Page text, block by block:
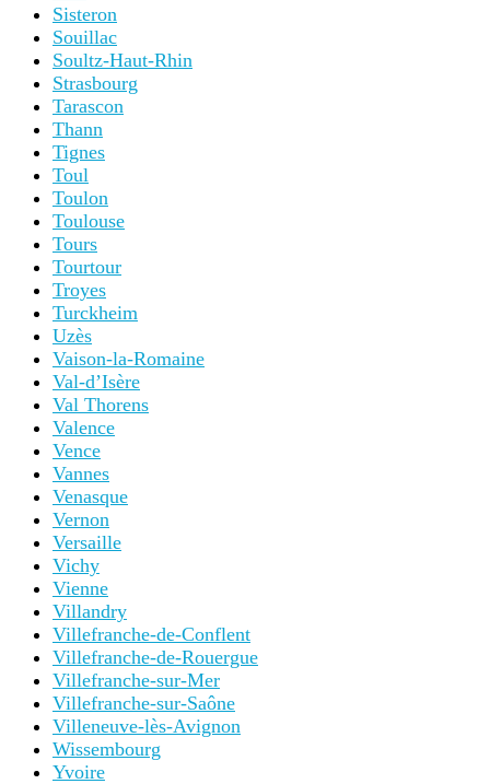
Sisteron
Souillac
Soultz-Haut-Rhin
Strasbourg
Tarascon
Thann
Tignes
Toul
Toulon
Toulouse
Tours
Tourtour
Troyes
Turckheim
Uzès
Vaison-la-Romaine
Val-d’Isère
Val Thorens
Valence
Vence
Vannes
Venasque
Vernon
Versaille
Vichy
Vienne
Villandry
Villefranche-de-Conflent
Villefranche-de-Rouergue
Villefranche-sur-Mer
Villefranche-sur-Saône
Villeneuve-lès-Avignon
Wissembourg
Yvoire